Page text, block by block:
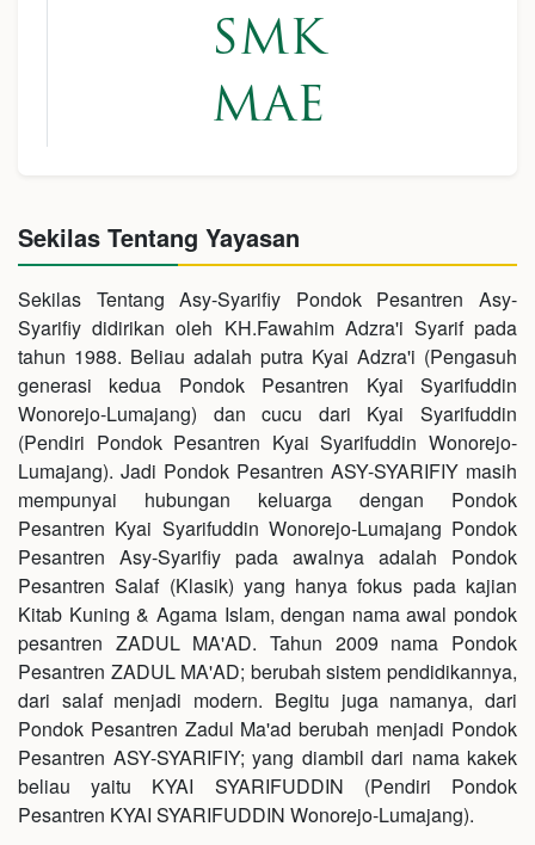
SMK
MAE
Sekilas Tentang Yayasan
Sekilas Tentang Asy-Syarifiy Pondok Pesantren Asy-
Syarifiy didirikan oleh KH.Fawahim Adzra'i Syarif pada
tahun 1988. Beliau adalah putra Kyai Adzra'i (Pengasuh
generasi kedua Pondok Pesantren Kyai Syarifuddin
Wonorejo-Lumajang) dan cucu dari Kyai Syarifuddin
(Pendiri Pondok Pesantren Kyai Syarifuddin Wonorejo-
Lumajang). Jadi Pondok Pesantren ASY-SYARIFIY masih
mempunyai hubungan keluarga dengan Pondok
Pesantren Kyai Syarifuddin Wonorejo-Lumajang Pondok
Pesantren Asy-Syarifiy pada awalnya adalah Pondok
Pesantren Salaf (Klasik) yang hanya fokus pada kajian
Kitab Kuning & Agama Islam, dengan nama awal pondok
pesantren ZADUL MA'AD. Tahun 2009 nama Pondok
Pesantren ZADUL MA'AD; berubah sistem pendidikannya,
dari salaf menjadi modern. Begitu juga namanya, dari
Pondok Pesantren Zadul Ma'ad berubah menjadi Pondok
Pesantren ASY-SYARIFIY; yang diambil dari nama kakek
beliau yaitu KYAI SYARIFUDDIN (Pendiri Pondok
Pesantren KYAI SYARIFUDDIN Wonorejo-Lumajang).